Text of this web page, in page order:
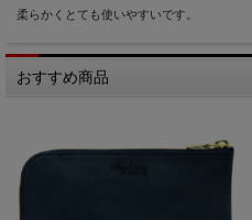
柔らかくとても使いやすいです。
おすすめ商品